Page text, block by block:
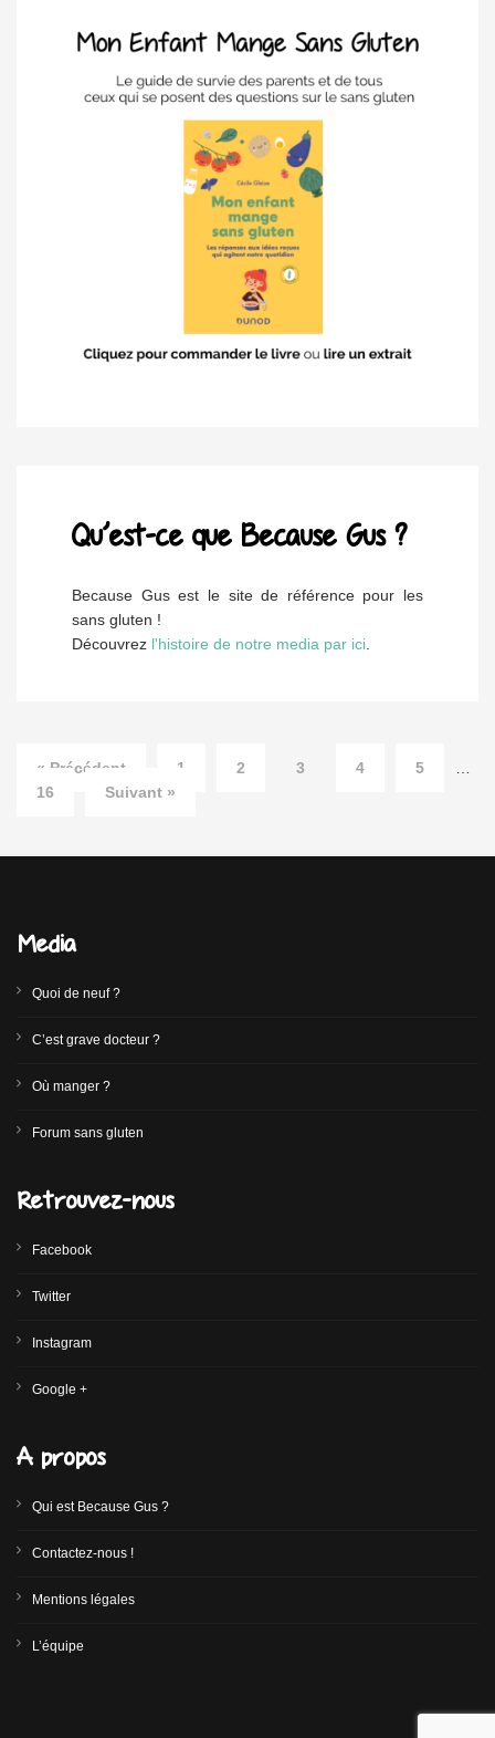
Qu’est-ce que Because Gus ?
Because Gus est le site de référence pour les
sans gluten !
Découvrez l'histoire de notre media par ici
« Précédent 1 2 3 4 5
16
Suivant »
Media
Quoi de neuf ?
C’est grave docteur ?
Où manger ?
Forum sans gluten
Retrouvez-nous
Facebook
Twitter
Instagram
Google +
A propos
Qui est Because Gus ?
Contactez-nous !
Mentions légales
L’équipe